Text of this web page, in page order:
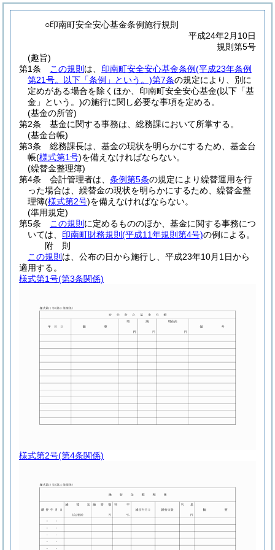
○印南町安全安心基金条例施行規則
平成24年2月10日
規則第5号
(趣旨)
第1条
この規則 は、 印南町安全安心基金条例(平成23年条例
第21号。以下「条例」という。)第7条の規定により、別に
定めがある場合を除くほか、印南町安全安心基金(以下「基
金」という。)の施行に関し必要な事項を定める。
(基金の所管)
第2条
基金に関する事務は、総務課において所掌する。
(基金台帳)
第3条
総務課長は、基金の現状を明らかにするため、基金台
帳(様式第1号)を備えなければならない。
(繰替金整理簿)
第4条
会計管理者は、 条例第5条の規定により繰替運用を行
った場合は、繰替金の現状を明らかにするため、繰替金整
理簿(様式第2号)を備えなければならない。
(準用規定)
第5条
この規則 に定めるもののほか、基金に関する事務につ
いては、 印南町財務規則 (平成11年規則第4号)の例による。
附 則
この規則 は、公布の日から施行し、平成23年10月1日から
適用する。
様式第1号(第3条関係)
様式第2号(第4条関係)